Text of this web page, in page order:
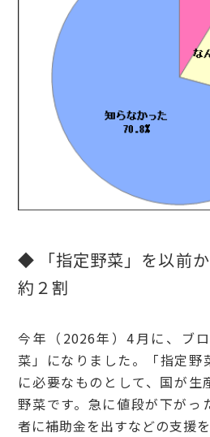
◆ 「指定野菜」を以前
約２割
今年（2026年）4月に、ブ
菜」になりました。「指定野
に必要なものとして、国が生
野菜です。急に値段が下がっ
者に補助金を出すなどの支援を